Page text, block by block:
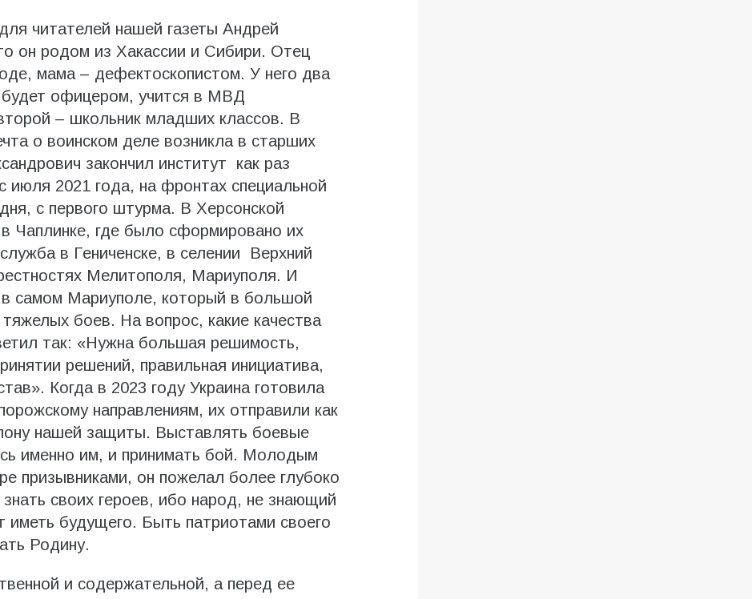
читателей нашей газеты Андрей
он родом из Хакассии и Сибири. Отец
мама – дефектоскопистом. У него два
офицером, учится в МВД
– школьник младших классов. В
о воинском деле возникла в старших
закончил институт как раз
2021 года, на фронтах специальной
с первого штурма. В Херсонской
Чаплинке, где было сформировано их
в Гениченске, в селении Верхний
Мелитополя, Мариуполя. И
в самом Мариуполе, который в большой
боев. На вопрос, какие качества
так: «Нужна большая решимость,
решений, правильная инициатива,
Когда в 2023 году Украина готовила
направлениям, их отправили как
нашей защиты. Выставлять боевые
именно им, и принимать бой. Молодым
призывниками, он пожелал более глубоко
своих героев, ибо народ, не знающий
будущего. Быть патриотами своего
Родину.
и содержательной, а перед ее